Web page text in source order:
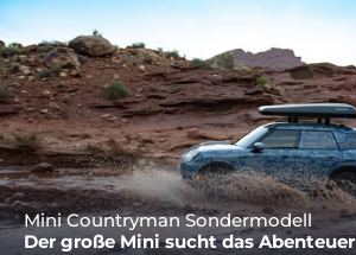
Mini Countryman Sondermodell
Der große Mini sucht das Abenteuer